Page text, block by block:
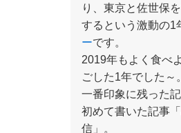
り、東京と佐世保
するという激動の1
ーです。
2019年もよく食べ
ごした1年でした～
一番印象に残った
初めて書いた記事
信」。